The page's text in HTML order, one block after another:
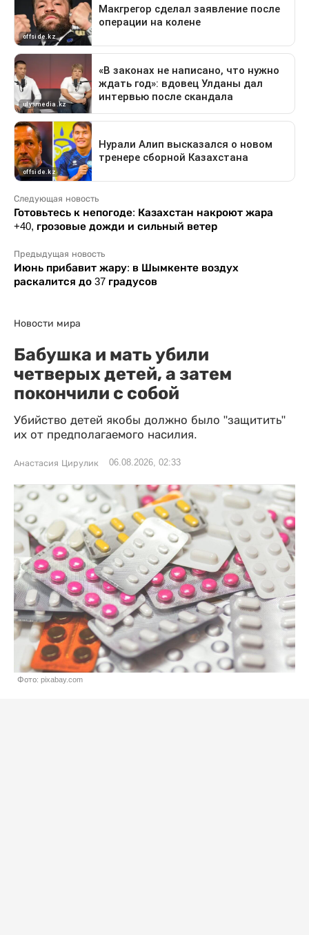
Следующая новость
Готовьтесь к непогоде: Казахстан накроют жара
+40, грозовые дожди и сильный ветер
Предыдущая новость
Июнь прибавит жару: в Шымкенте воздух
раскалится до 37 градусов
Новости мира
Бабушка и мать убили
четверых детей, а затем
покончили с собой
Убийство детей якобы должно было "защитить"
их от предполагаемого насилия.
Анастасия Цирулик 06.08.2026, 02:33
Фото: pixabay.com